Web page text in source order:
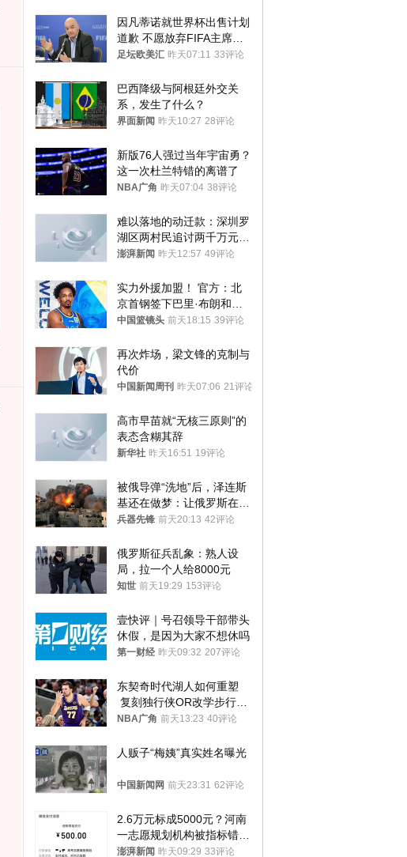
因凡蒂诺就世界杯出售计划
道歉 不愿放弃FIFA主席职
位
足坛欧美汇 昨天07:11 33评论
巴西降级与阿根廷外交关
系，发生了什么？
界面新闻 昨天10:27 28评论
新版76人强过当年宇宙勇？
这一次杜兰特错的离谱了
NBA广角 昨天07:04 38评论
难以落地的动迁款：深圳罗
湖区两村民追讨两千万元动
迁款八年未果
澎湃新闻 昨天12:57 49评论
实力外援加盟！ 官方：北
京首钢签下巴里·布朗和桑
普森
中国篮镜头 前天18:15 39评论
再次炸场，梁文锋的克制与
代价
中国新闻周刊 昨天07:06 21评论
高市早苗就“无核三原则”的
表态含糊其辞
新华社 昨天16:51 19评论
被俄导弹“洗地”后，泽连斯
基还在做梦：让俄罗斯在冬
季前求和？
兵器先锋 前天20:13 42评论
俄罗斯征兵乱象：熟人设
局，拉一个人给8000元
知世 前天19:29 153评论
壹快评｜号召领导干部带头
休假，是因为大家不想休吗
第一财经 昨天09:32 207评论
东契奇时代湖人如何重塑
复刻独行侠OR改学步行
者？
NBA广角 前天13:23 40评论
人贩子“梅姨”真实姓名曝光
中国新闻网 前天23:31 62评论
2.6万元标成5000元？河南
一志愿规划机构被指标错学
费致考生复读
澎湃新闻 昨天09:29 33评论